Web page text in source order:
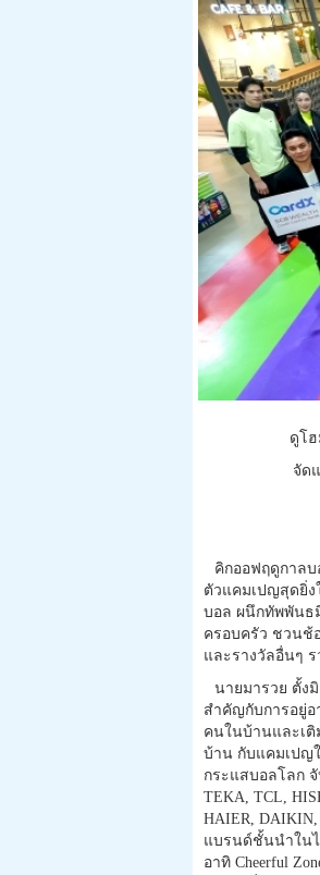
ดูโ
จัด
คิกออฟฤดูกาล
ตัวแคมเปญสุดยิ่ง
บอล ผนึกทัพพันธ
ครอบครัว ชวนช้
และรางวัลอื่นๆ
นายมารวย ตั้ง
สำคัญกับการอยู่อ
คนในบ้านและเติ
บ้าน กับแคมเปญ
กระแสบอลโลก
TEKA, TCL,
HAIER, DAIKIN,
แบรนด์ชั้นนำใน
อาทิ Cheerful